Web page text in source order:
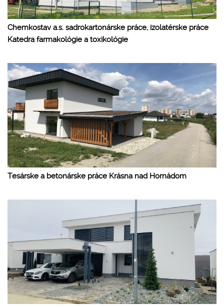
Chemkostav a.s. sadrokartonárske práce, izolatérske práce
Katedra farmakológie a toxikológie
Tesárske a betonárske práce Krásna nad Hornádom